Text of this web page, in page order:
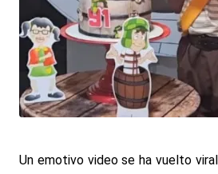
Un emotivo video se ha vuelto